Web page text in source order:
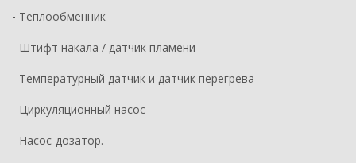
- Теплообменник
- Штифт накала / датчик пламени
- Температурный датчик и датчик перегрева
- Циркуляционный насос
- Насос-дозатор.